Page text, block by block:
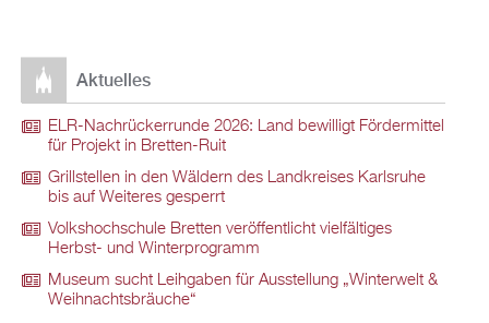
Aktuelles
ELR-Nachrückerrunde 2026: Land bewilligt Fördermittel
für Projekt in Bretten-Ruit
Grillstellen in den Wäldern des Landkreises Karlsruhe
bis auf Weiteres gesperrt
Volkshochschule Bretten veröffentlicht vielfältiges
Herbst- und Winterprogramm
Museum sucht Leihgaben für Ausstellung „Winterwelt &
Weihnachtsbräuche“